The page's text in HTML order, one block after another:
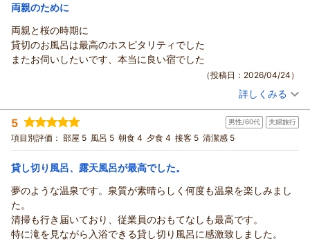
宿泊価格帯： 29,001～30,000円(大人一人あたり/税込)
両親のために
両親と桜の時期に
貸切のお風呂は最高のホスピタリティでした
またお伺いしたいです、本当に良い宿でした
（投稿日：2026/04/24）
投稿者： あいあいさん(女性/50代)
宿泊プラン： ◆ 和洋室・夕食コース・スタンダード ◆
和洋室
朝・夕
宿泊価格帯： 21,001～22,000円(大人一人あたり/税込)
詳しくみる
5 男性/60代 夫婦旅行
項目別評価： 部屋 5 風呂 5 朝食 4 夕食 4 接客 5 清潔感 5
貸し切り風呂、露天風呂が最高でした。
夢のような温泉です。泉質が素晴らしく何度も温泉を楽しみまし
た。
清掃も行き届いており、従業員のおもてなしも最高です。
特に滝を見ながら入浴できる貸し切り風呂に感激致しました。